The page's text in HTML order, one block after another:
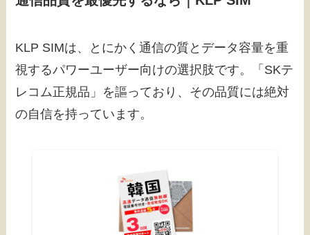
KLP SIMは、とにかく通信の質とデータ容量を重
視するパワーユーザー向けの選択肢です。「SKテ
レコム正規品」を謳っており、その品質には絶対
の自信を持っています。